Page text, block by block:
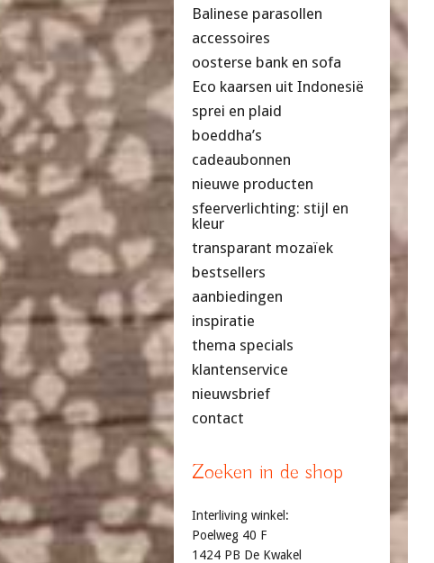
Balinese parasollen
accessoires
oosterse bank en sofa
Eco kaarsen uit Indonesië
sprei en plaid
boeddha’s
cadeaubonnen
nieuwe producten
sfeerverlichting: stijl en
kleur
transparant mozaïek
bestsellers
aanbiedingen
inspiratie
thema specials
klantenservice
nieuwsbrief
contact
Zoeken in de shop
Interliving winkel:
Poelweg 40 F
1424 PB De Kwakel